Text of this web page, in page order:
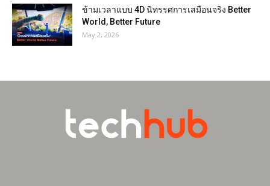
ข้ามเวลาแบบ 4D นิทรรศการเสมือนจริง Better
World, Better Future
May 2, 2026